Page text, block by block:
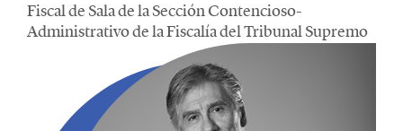
Fiscal de Sala de la Sección Contencioso-
Administrativo de la Fiscalía del Tribunal Supremo